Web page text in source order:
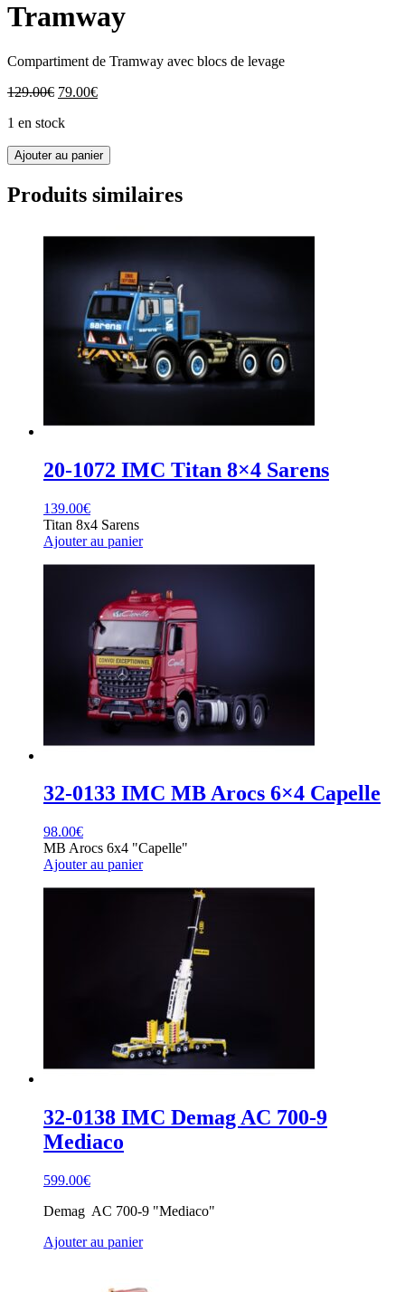
Tramway
Compartiment de Tramway avec blocs de levage
129.00€ Le
initial
129.00€.
79.00€Le
79.00€.
1 en stock
quantité
de
33-
0183
Compartiment
Ajouter au panier
Produits similaires
20-1072 IMC Titan 8×4 Sarens
139.00€
Titan 8x4 Sarens
Ajouter au panier
32-0133 IMC MB Arocs 6×4 Capelle
98.00€
MB Arocs 6x4 "Capelle"
Ajouter au panier
32-0138 IMC Demag AC 700-9
Mediaco
599.00€
Demag AC 700-9 "Mediaco"
Ajouter au panier